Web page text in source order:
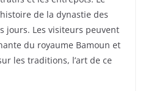
de la dynastie des
jours. Les visiteurs peuvent
du royaume Bamoun et
les traditions, l’art de ce